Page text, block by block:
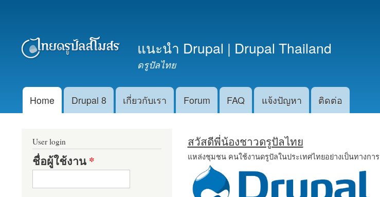
หลัก
แนะนำ Drupal | Drupal Thailand
ดรูปัลไทย
Main menu
Home Drupal 8 เกี่ยวกับเรา Forum FAQ แจ้งปัญหา ติดต่อ
สวัสดีพี่น้องชาวดรูปัลไทย
แหล่งชุมชน คนใช้งานดรูปัลในประเทศไทยอย่างเป็นทางการ
User login
ชื่อผู้ใช้งาน*